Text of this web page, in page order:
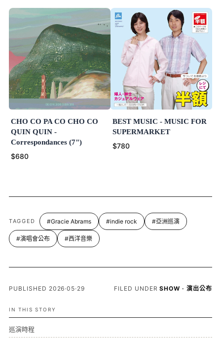
CHO CO PA CO CHO CO
QUIN QUIN -
Correspondances (7")
$680
BEST MUSIC - MUSIC FOR
SUPERMARKET
$780
TAGGED #Gracie Abrams #indie rock #亞洲巡演
#演唱會公布 #西洋音樂
PUBLISHED 2026·05·29 FILED UNDERSHOW · 演出公布
IN THIS STORY
巡演時程